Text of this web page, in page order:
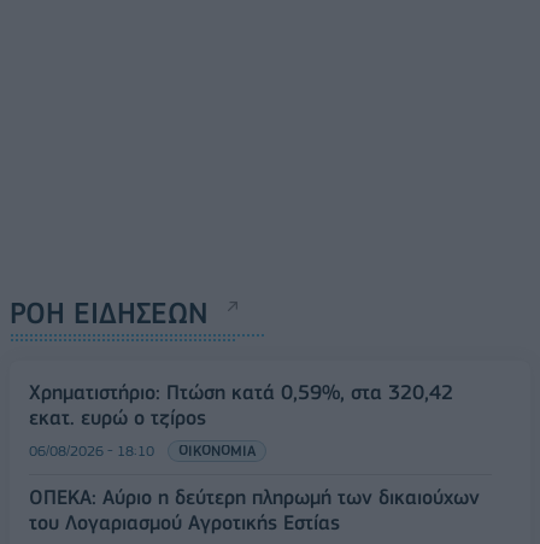
ΡΟΗ ΕΙΔΗΣΕΩΝ
Χρηματιστήριο: Πτώση κατά 0,59%, στα 320,42
εκατ. ευρώ ο τζίρος
06/08/2026 - 18:10 ΟΙΚΟΝΟΜΙΑ
ΟΠΕΚΑ: Αύριο η δεύτερη πληρωμή των δικαιούχων
του Λογαριασμού Αγροτικής Εστίας